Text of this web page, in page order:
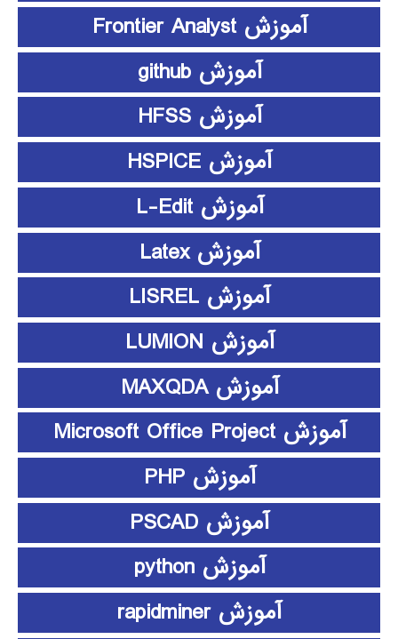
آموزش Frontier Analyst
آموزش github
آموزش HFSS
آموزش HSPICE
آموزش L-Edit
آموزش Latex
آموزش LISREL
آموزش LUMION
آموزش MAXQDA
آموزش Microsoft Office Project
آموزش PHP
آموزش PSCAD
آموزش python
آموزش rapidminer